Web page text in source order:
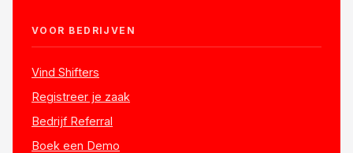
VOOR BEDRIJVEN
Vind Shifters
Registreer je zaak
Bedrijf Referral
Boek een Demo